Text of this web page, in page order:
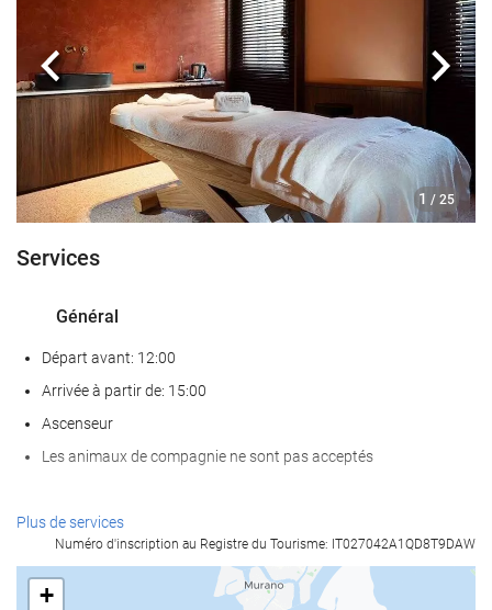
1 / 25
Précédent
Services
Général
Départ avant: 12:00
Arrivée à partir de: 15:00
Ascenseur
Les animaux de compagnie ne sont pas acceptés
Nourriture et boissons
Restaurant à la carte
Bar
Plus de services
Numéro d'inscription au Registre du Tourisme: IT027042A1QD8T9DAW
+